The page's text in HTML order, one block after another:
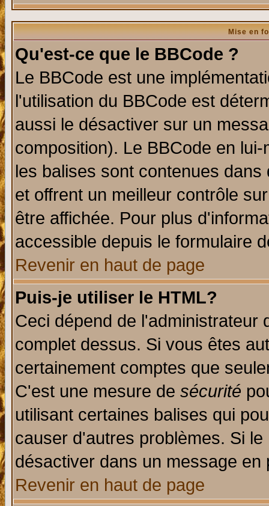
Mise en
Qu'est-ce que le BBCode ?
Le BBCode est une
l'utilisation du BBCode est
aussi le désactiver sur un
composition). Le BBCode en
les balises sont contenues
et offrent un meilleur contrôle
être affichée. Pour plus
accessible depuis le formulaire
Revenir en haut de page
Puis-je utiliser le HTML?
Ceci dépend de l'administrateur
complet dessus. Si vous êtes
certainement comptes que
C'est une mesure de sécurité
utilisant certaines balises qui
causer d'autres problèmes. Si
désactiver dans un message
Revenir en haut de page